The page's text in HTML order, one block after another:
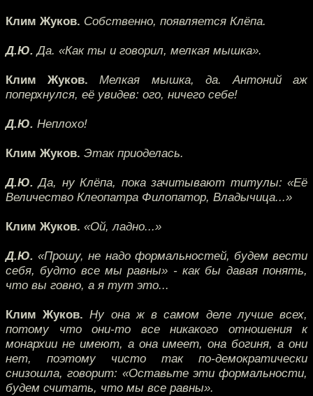
Клим Жуков. Собственно, появляется Клёпа.
Д.Ю. Да. «Как ты и говорил, мелкая мышка».
Клим Жуков. Мелкая мышка, да. Антоний аж
поперхнулся, её увидев: ого, ничего себе!
Д.Ю. Неплохо!
Клим Жуков. Этак приоделась.
Д.Ю. Да, ну Клёпа, пока зачитывают титулы: «Её
Величество Клеопатра Филопатор, Владычица...»
Клим Жуков. «Ой, ладно...»
Д.Ю. «Прошу, не надо формальностей, будем вести
себя, будто все мы равны» - как бы давая понять,
что вы говно, а я тут это...
Клим Жуков. Ну она ж в самом деле лучше всех,
потому что они-то все никакого отношения к
монархии не имеют, а она имеет, она богиня, а они
нет, поэтому чисто так по-демократически
снизошла, говорит: «Оставьте эти формальности,
будем считать, что мы все равны».